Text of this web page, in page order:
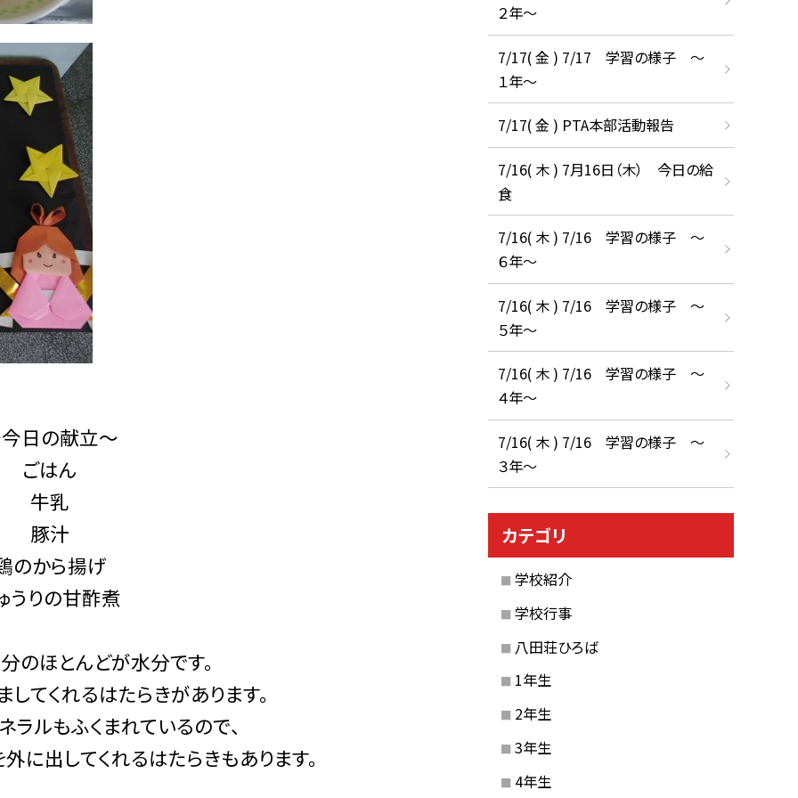
日の献立～
ごはん
牛乳
豚汁
のから揚げ
うりの甘酢煮
のほとんどが水分です。
てくれるはたらきがあります。
ラルもふくまれているので、
に出してくれるはたらきもあります。
２年～
7/17( 金 ) 7/17 学習の様子 ～
１年～
7/17( 金 ) PTA本部活動報告
7/16( 木 ) 7月16日（木） 今日の給
食
7/16( 木 ) 7/16 学習の様子 ～
６年～
7/16( 木 ) 7/16 学習の様子 ～
５年～
7/16( 木 ) 7/16 学習の様子 ～
４年～
7/16( 木 ) 7/16 学習の様子 ～
３年～
カテゴリ
学校紹介
学校行事
八田荘ひろば
1年生
2年生
3年生
4年生